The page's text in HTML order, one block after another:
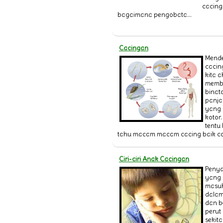
bagaimana pengobata...
Cacingan
kita
yang
tentu
tahu macam macam cacing baik
Ciri-ciri Anak Cacingan
yang
dan
perut